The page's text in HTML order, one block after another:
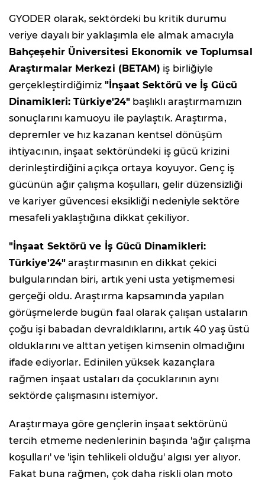
GYODER olarak, sektördeki bu kritik durumu
veriye dayalı bir yaklaşımla ele almak amacıyla
Bahçeşehir Üniversitesi Ekonomik ve Toplumsal
Araştırmalar Merkezi (BETAM) iş birliğiyle
gerçekleştirdiğimiz "İnşaat Sektörü ve İş Gücü
Dinamikleri: Türkiye'24"başlıklı araştırmamızın
sonuçlarını kamuoyu ile paylaştık. Araştırma,
depremler ve hız kazanan kentsel dönüşüm
ihtiyacının, inşaat sektöründeki iş gücü krizini
derinleştirdiğini açıkça ortaya koyuyor. Genç iş
gücünün ağır çalışma koşulları, gelir düzensizliği
ve kariyer güvencesi eksikliği nedeniyle sektöre
mesafeli yaklaştığına dikkat çekiliyor.
"İnşaat Sektörü ve İş Gücü Dinamikleri:
Türkiye'24"araştırmasının en dikkat çekici
bulgularından biri, artık yeni usta yetişmemesi
gerçeği oldu. Araştırma kapsamında yapılan
görüşmelerde bugün faal olarak çalışan ustaların
çoğu işi babadan devraldıklarını, artık 40 yaş üstü
olduklarını ve alttan yetişen kimsenin olmadığını
ifade ediyorlar. Edinilen yüksek kazançlara
rağmen inşaat ustaları da çocuklarının aynı
sektörde çalışmasını istemiyor.
Araştırmaya göre gençlerin inşaat sektörünü
tercih etmeme nedenlerinin başında 'ağır çalışma
koşulları' ve 'işin tehlikeli olduğu' algısı yer alıyor.
Fakat buna rağmen, çok daha riskli olan moto